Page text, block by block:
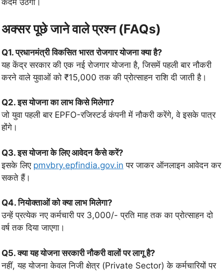
कदम उठेगा।
अक्सर पूछे जाने वाले प्रश्न (FAQs)
Q1. प्रधानमंत्री विकसित भारत रोजगार योजना क्या है?
यह केंद्र सरकार की एक नई रोजगार योजना है, जिसमें पहली बार नौकरी
करने वाले युवाओं को ₹15,000 तक की प्रोत्साहन राशि दी जाती है।
Q2. इस योजना का लाभ किसे मिलेगा?
जो युवा पहली बार EPFO-रजिस्टर्ड कंपनी में नौकरी करेंगे, वे इसके पात्र
होंगे।
Q3. इस योजना के लिए आवेदन कैसे करें?
इसके लिए pmvbry.epfindia.gov.in पर जाकर ऑनलाइन आवेदन कर
सकते हैं।
Q4. नियोक्ताओं को क्या लाभ मिलेगा?
उन्हें प्रत्येक नए कर्मचारी पर 3,000/- प्रति माह तक का प्रोत्साहन दो
वर्ष तक दिया जाएगा।
Q5. क्या यह योजना सरकारी नौकरी वालों पर लागू है?
नहीं, यह योजना केवल निजी क्षेत्र (Private Sector) के कर्मचारियों पर